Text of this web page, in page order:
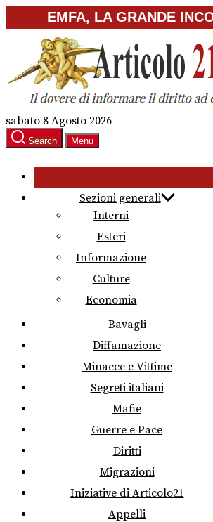
to
content
EMFA, LA GRANDE
sabato 8 Agosto 2026
Search Menu
Sezioni generali
Interni
Esteri
Informazione
Culture
Economia
Bavagli
Diffamazione
Minacce e Vittime
Segreti italiani
Mafie
Guerre e Pace
Diritti
Migrazioni
Iniziative di Articolo21
Appelli